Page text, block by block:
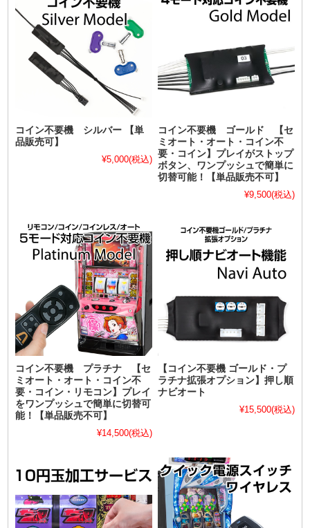
コイン不要機 シルバー 【単
品販売可】
¥5,000(税込)
コイン不要機 ゴールド 【セ
ミオート・オート・コイン不
要・コイン】プレイがストップ
ボタン、ワンプッシュで簡単に
切替可能！【単品販売不可】
¥9,500(税込)
コイン不要機 プラチナ 【セ
ミオート・オート・コイン不
要・コイン・リモコン】プレイ
をワンプッシュで簡単に切替可
能！【単品販売不可】
¥14,500(税込)
【コイン不要機 ゴールド・プ
ラチナ拡張オプション】押し順
ナビオート
¥15,500(税込)